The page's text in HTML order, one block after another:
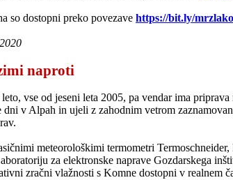
so dostopni preko povezave https://bit.ly/
naproti
vse od jeseni leta 2005, pa vendar ima
v Alpah in ujeli z zahodnim vetrom
meteorološkimi termometri
za elektronske naprave Gozdarskega
zračni vlažnosti s Komne dostopni v realnem